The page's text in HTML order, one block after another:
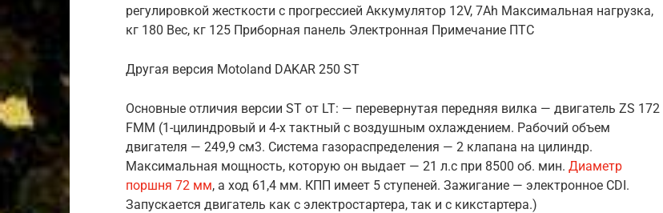
регулировкой жесткости с прогрессией Аккумулятор 12V, 7Аh Максимальная нагрузка,
кг 180 Вес, кг 125 Приборная панель Электронная Примечание ПТС
Другая версия Motoland DAKAR 250 ST
Основные отличия версии ST от LT: — перевернутая передняя вилка — двигатель ZS 172
FMM (1-цилиндровый и 4-х тактный с воздушным охлаждением. Рабочий объем
двигателя — 249,9 см3. Система газораспределения — 2 клапана на цилиндр.
Максимальная мощность, которую он выдает — 21 л.с при 8500 об. мин. Диаметр
поршня 72 мм, а ход 61,4 мм. КПП имеет 5 ступеней. Зажигание — электронное CDI.
Запускается двигатель как с электростартера, так и с кикстартера.)